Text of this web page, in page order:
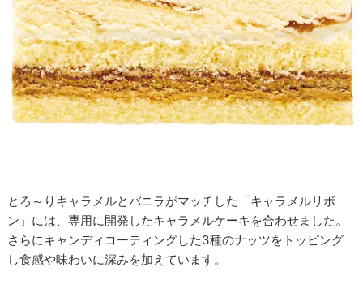
とろ～りキャラメルとバニラがマッチした「キャラメルリボ
ン」には、専用に開発したキャラメルケーキを合わせました。
さらにキャンディコーティングした3種のナッツをトッピング
し食感や味わいに深みを加えています。